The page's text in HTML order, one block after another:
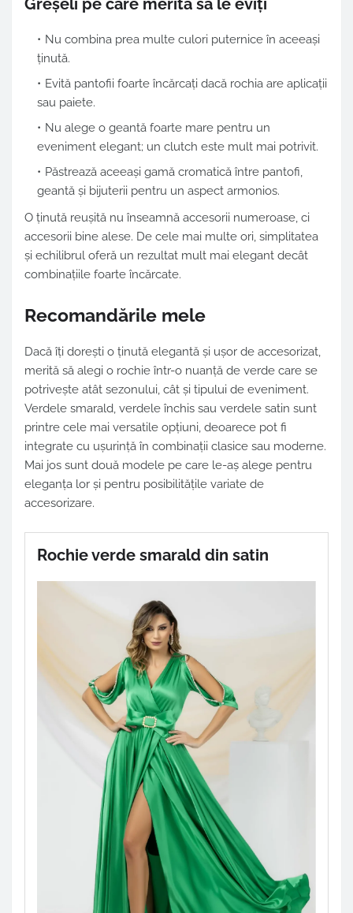
Greșeli pe care merită să le eviți
Nu combina prea multe culori puternice în aceeași
ținută.
Evită pantofii foarte încărcați dacă rochia are aplicații
sau paiete.
Nu alege o geantă foarte mare pentru un
eveniment elegant; un clutch este mult mai potrivit.
Păstrează aceeași gamă cromatică între pantofi,
geantă și bijuterii pentru un aspect armonios.
O ținută reușită nu înseamnă accesorii numeroase, ci
accesorii bine alese. De cele mai multe ori, simplitatea
și echilibrul oferă un rezultat mult mai elegant decât
combinațiile foarte încărcate.
Recomandările mele
Dacă îți dorești o ținută elegantă și ușor de accesorizat,
merită să alegi o rochie într-o nuanță de verde care se
potrivește atât sezonului, cât și tipului de eveniment.
Verdele smarald, verdele închis sau verdele satin sunt
printre cele mai versatile opțiuni, deoarece pot fi
integrate cu ușurință în combinații clasice sau moderne.
Mai jos sunt două modele pe care le-aș alege pentru
eleganța lor și pentru posibilitățile variate de
accesorizare.
Rochie verde smarald din satin